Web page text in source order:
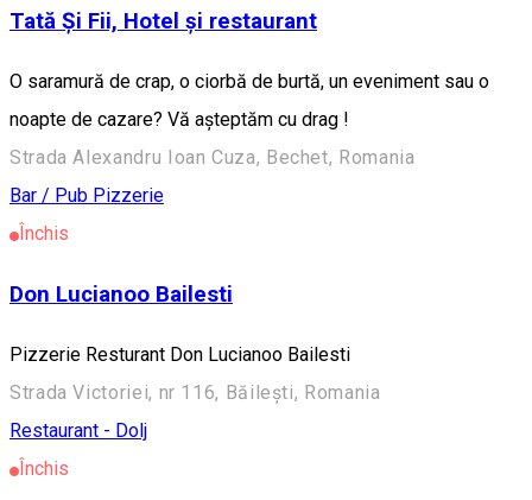
Tată Și Fii, Hotel și restaurant
O saramură de crap, o ciorbă de burtă, un eveniment sau o
noapte de cazare? Vă așteptăm cu drag !
Strada Alexandru Ioan Cuza, Bechet, Romania
Bar / Pub Pizzerie
Închis
Don Lucianoo Bailesti
Pizzerie Resturant Don Lucianoo Bailesti
Strada Victoriei, nr 116, Băilești, Romania
Restaurant - Dolj
Închis